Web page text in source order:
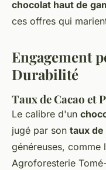
chocolat haut de
ces offres qui
Engagement
Durabilité
Taux de Cacao et
Le calibre d'un
jugé par son taux de
généreuses, comme
Agroforesterie